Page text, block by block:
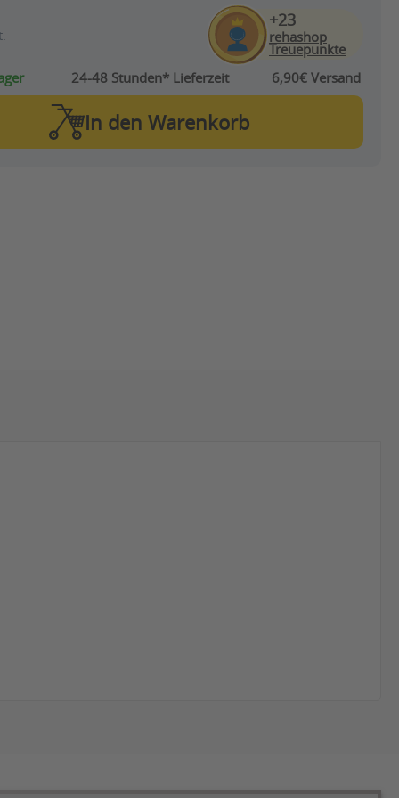
+23
rehashop
Treuepunkte
24-48 Stunden*Lieferzeit 6,90€ Versand
In den Warenkorb